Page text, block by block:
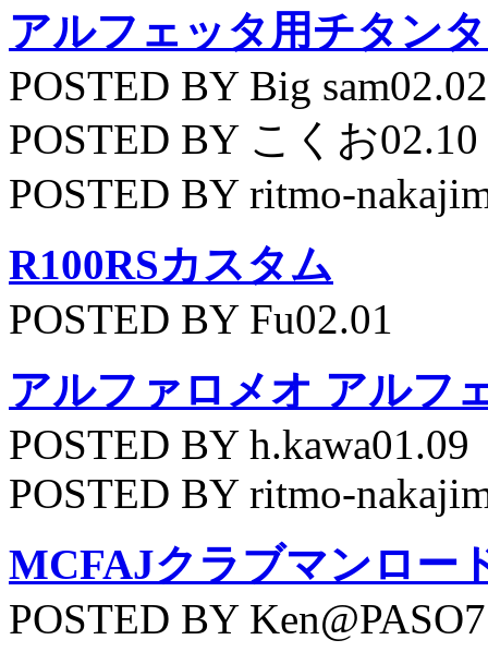
アルフェッタ用チタン
POSTED BY Big sam02.02
POSTED BY こくお02.10
POSTED BY ritmo-
R100RSカスタム
POSTED BY Fu02.01
アルファロメオ アルフ
POSTED BY h.kawa01.09
POSTED BY ritmo-
MCFAJクラブマンロー
POSTED BY